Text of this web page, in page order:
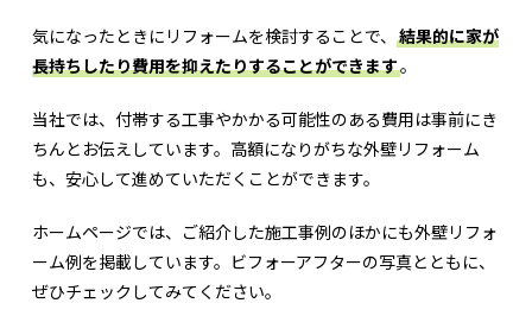
気になったときにリフォームを検討することで、 結果的に家が
長持ちしたり費用を抑えたりすることができます。
当社では、付帯する工事やかかる可能性のある費用は事前にき
ちんとお伝えしています。高額になりがちな外壁リフォーム
も、安心して進めていただくことができます。
ホームページでは、ご紹介した施工事例のほかにも外壁リフォ
ーム例を掲載しています。ビフォーアフターの写真とともに、
ぜひチェックしてみてください。